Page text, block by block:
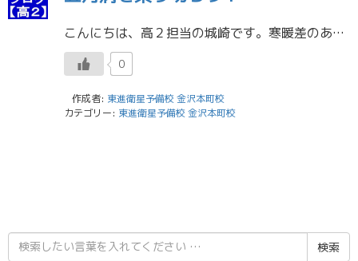
こんにちは、高２担当の城崎です。寒暖差のある日が多くなってきましたが元気に過ごせていますか?体調が良くなければ遊ぶことも勉強することもできないので体調を第一に考えて生活していきましょう！ 早くも進級してから一ヶ月が過ぎよ […]
0
作成者: 東進衛星予備校 金沢本町校
カテゴリー: 東進衛星予備校 金沢本町校
検
索